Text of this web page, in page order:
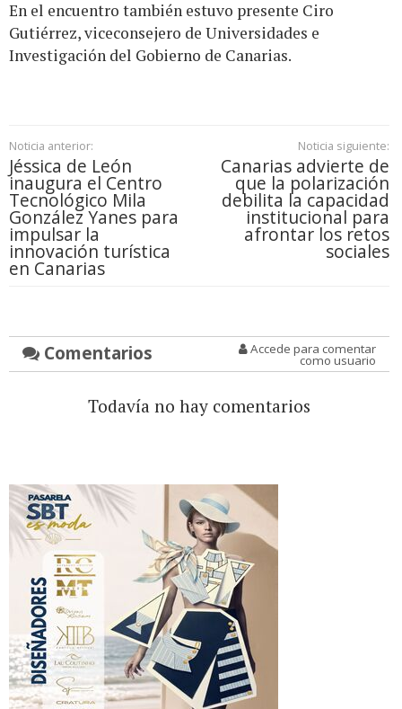
En el encuentro también estuvo presente Ciro
Gutiérrez, viceconsejero de Universidades e
Investigación del Gobierno de Canarias.
Noticia anterior:
Jéssica de León
inaugura el Centro
Tecnológico Mila
González Yanes para
impulsar la
innovación turística
en Canarias
Noticia siguiente:
Canarias advierte de
que la polarización
debilita la capacidad
institucional para
afrontar los retos
sociales
Comentarios Accede para comentar
como usuario
Todavía no hay comentarios